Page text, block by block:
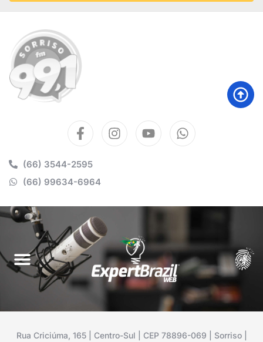
(66) 3544-2595
(66) 99634-6964
Rua Criciúma, 165 | Centro-Sul | CEP 78896-069 | Sorriso |